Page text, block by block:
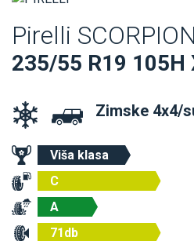
Pirelli
235/55 R19 105H
Zimske 4x4/
Viša klasa
C
A
71db